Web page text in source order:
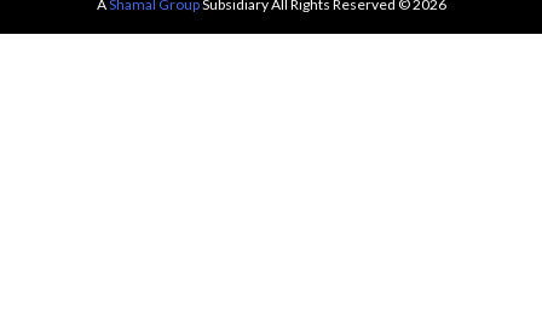
AShamal GroupSubsidiary All Rights Reserved © 2026